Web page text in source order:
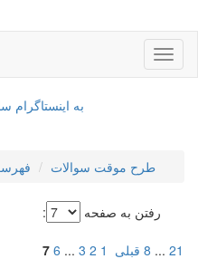
طرح موقت سوالات
رفتن به صفحه :
قبلی 1
2
3
...
6
7 8 ...21